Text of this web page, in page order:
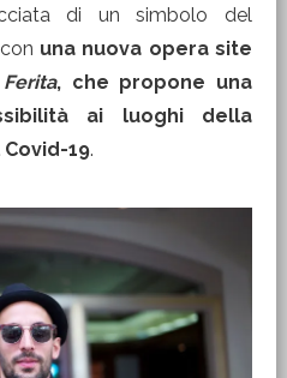
di un simbolo del
una nuova opera site
, che propone una
ai luoghi della
19.